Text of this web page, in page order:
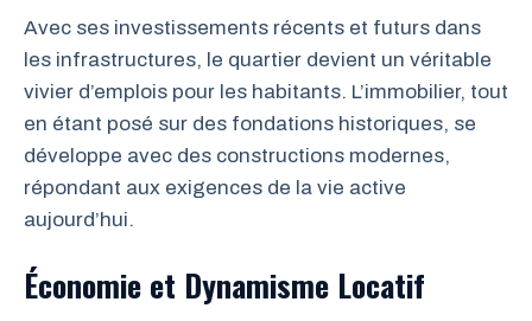
Avec ses investissements récents et futurs dans
les infrastructures, le quartier devient un véritable
vivier d’emplois pour les habitants. L’immobilier, tout
en étant posé sur des fondations historiques, se
développe avec des constructions modernes,
répondant aux exigences de la vie active
aujourd’hui.
Économie et Dynamisme Locatif